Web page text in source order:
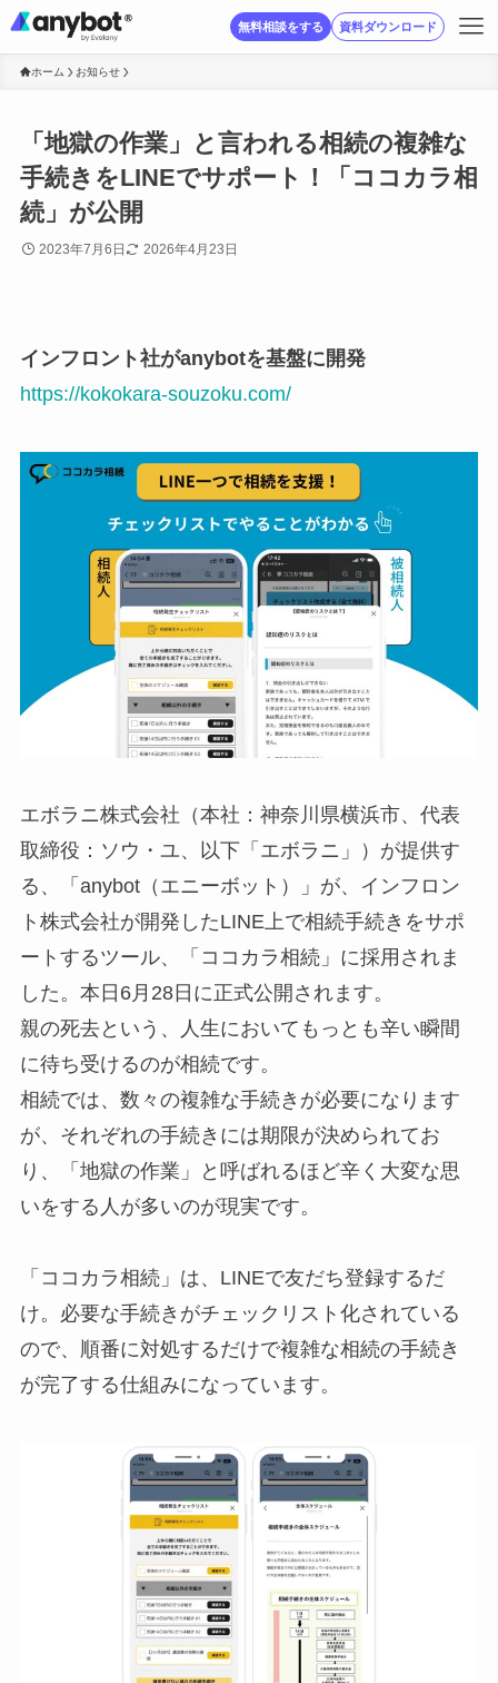
無料相談をする 資料ダウンロード
ホーム お知らせ
「地獄の作業」と言われる相続の複雑な
手続きをLINEでサポート！「ココカラ相
続」が公開
2023年7月6日 2026年4月23日
インフロント社がanybotを基盤に開発
https://kokokara-souzoku.com/
エボラニ株式会社（本社：神奈川県横浜市、代表
取締役：ソウ・ユ、以下「エボラニ」）が提供す
る、「anybot（エニーボット）」が、インフロン
ト株式会社が開発したLINE上で相続手続きをサポ
ートするツール、「ココカラ相続」に採用されま
した。本日6月28日に正式公開されます。
親の死去という、人生においてもっとも辛い瞬間
に待ち受けるのが相続です。
相続では、数々の複雑な手続きが必要になります
が、それぞれの手続きには期限が決められてお
り、「地獄の作業」と呼ばれるほど辛く大変な思
いをする人が多いのが現実です。
「ココカラ相続」は、LINEで友だち登録するだ
け。必要な手続きがチェックリスト化されている
ので、順番に対処するだけで複雑な相続の手続き
が完了する仕組みになっています。